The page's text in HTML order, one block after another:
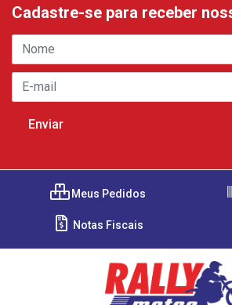
Cadastre-se para receber
Meus Pedidos
Notas Fiscais